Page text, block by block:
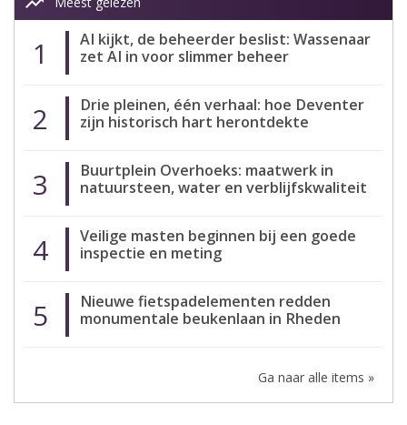
1
AI kijkt, de beheerder beslist: Wassenaar
zet AI in voor slimmer beheer
2
Drie pleinen, één verhaal: hoe Deventer
zijn historisch hart herontdekte
3
Buurtplein Overhoeks: maatwerk in
natuursteen, water en verblijfskwaliteit
4
Veilige masten beginnen bij een goede
inspectie en meting
5
Nieuwe fietspadelementen redden
monumentale beukenlaan in Rheden
Ga naar alle items »